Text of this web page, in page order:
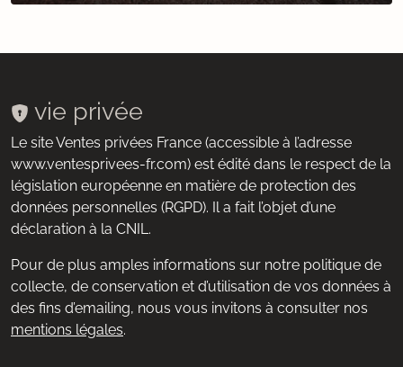
vie privée
Le site Ventes privées France (accessible à l’adresse
www.ventesprivees-fr.com) est édité dans le respect de la
législation européenne en matière de protection des
données personnelles (RGPD). Il a fait l’objet d’une
déclaration à la CNIL.
Pour de plus amples informations sur notre politique de
collecte, de conservation et d’utilisation de vos données à
des fins d’emailing, nous vous invitons à consulter nos
mentions légales.